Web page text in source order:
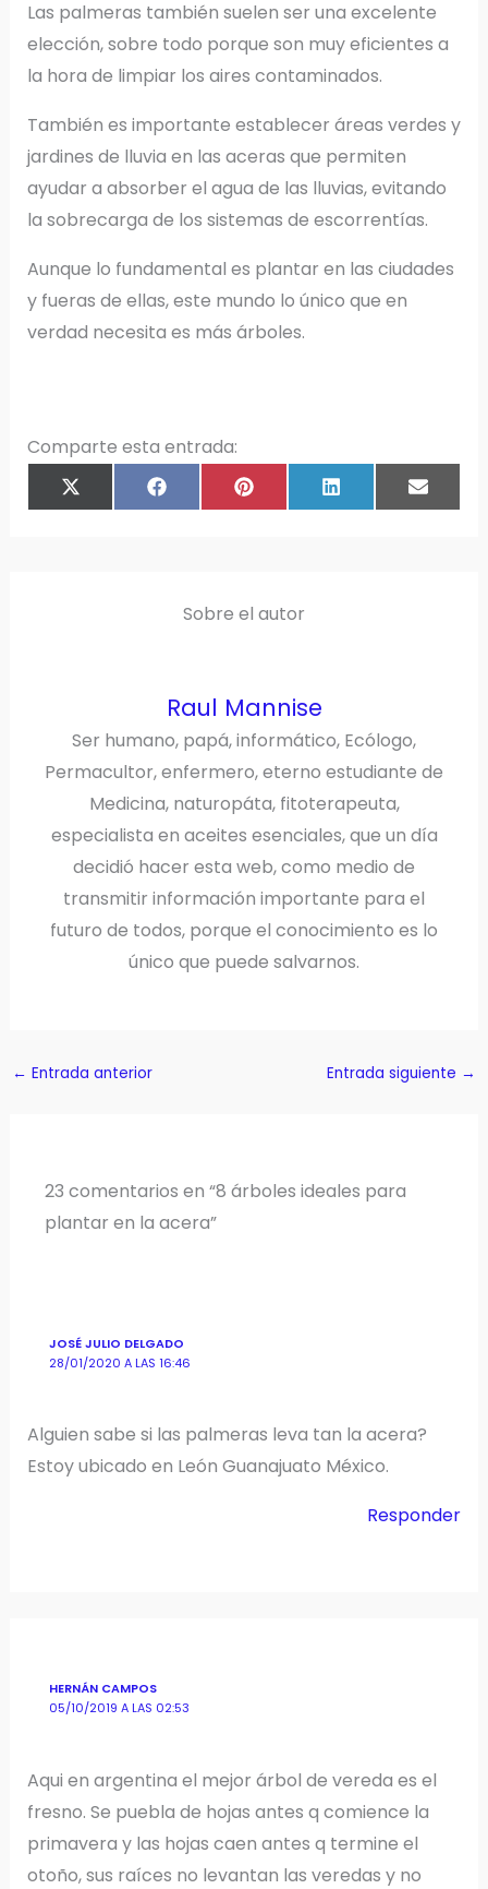
Las palmeras también suelen ser una excelente
elección, sobre todo porque son muy eficientes a
la hora de limpiar los aires contaminados.
También es importante establecer áreas verdes y
jardines de lluvia en las aceras que permiten
ayudar a absorber el agua de las lluvias, evitando
la sobrecarga de los sistemas de escorrentías.
Aunque lo fundamental es plantar en las ciudades
y fueras de ellas, este mundo lo único que en
verdad necesita es más árboles.
Comparte esta entrada:
COMPARTIR
EN
X
T
COMPARTIR
F
C
COMPARTIR
P
N
COMPARTIR
EN
L
N
E
A
Sobre el autor
Raul Mannise
Ser humano, papá, informático, Ecólogo,
Permacultor, enfermero, eterno estudiante de
Medicina, naturopáta, fitoterapeuta,
especialista en aceites esenciales, que un día
decidió hacer esta web, como medio de
transmitir información importante para el
futuro de todos, porque el conocimiento es lo
único que puede salvarnos.
← Entrada anterior Entrada siguiente →
23 comentarios en “8 árboles ideales para
plantar en la acera”
JOSÉ JULIO DELGADO
28/01/2020 A LAS 16:46
Alguien sabe si las palmeras leva tan la acera?
Estoy ubicado en León Guanajuato México.
Responder
HERNÁN CAMPOS
05/10/2019 A LAS 02:53
Aqui en argentina el mejor árbol de vereda es el
fresno. Se puebla de hojas antes q comience la
primavera y las hojas caen antes q termine el
otoño, sus raíces no levantan las veredas y no